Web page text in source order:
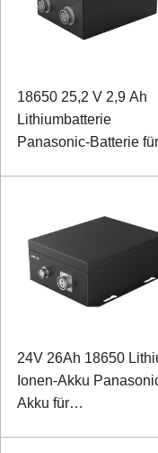
18650 25,2 V 2,9 Ah
Lithiumbatterie
Panasonic-Batterie für
24V 26Ah 18650
Ionen-Akku
Akku für